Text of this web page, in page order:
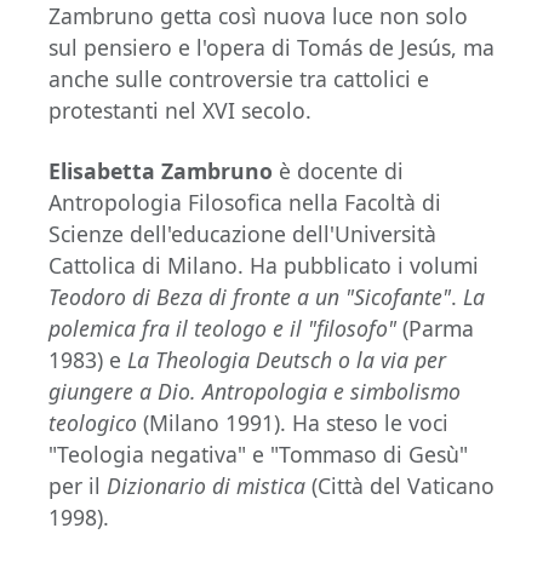
Zambruno getta così nuova luce non solo
sul pensiero e l'opera di Tomás de Jesús, ma
anche sulle controversie tra cattolici e
protestanti nel XVI secolo.
Elisabetta Zambruno è docente di
Antropologia Filosofica nella Facoltà di
Scienze dell'educazione dell'Università
Cattolica di Milano. Ha pubblicato i volumi
Teodoro di Beza di fronte a un "Sicofante". La
polemica fra il teologo e il "filosofo" (Parma
1983) e La Theologia Deutsch o la via per
giungere a Dio. Antropologia e simbolismo
teologico (Milano 1991). Ha steso le voci
"Teologia negativa" e "Tommaso di Gesù"
per il Dizionario di mistica (Città del Vaticano
1998).